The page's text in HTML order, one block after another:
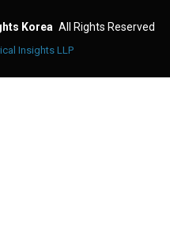
Korea All Rights Reserved
Insights LLP